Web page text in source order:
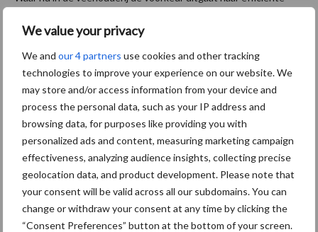
We value your privacy
We and our 4 partners use cookies and other tracking
technologies to improve your experience on our website. We
may store and/or access information from your device and
process the personal data, such as your IP address and
browsing data, for purposes like providing you with
personalized ads and content, measuring marketing campaign
effectiveness, analyzing audience insights, collecting precise
geolocation data, and product development. Please note that
your consent will be valid across all our subdomains. You can
change or withdraw your consent at any time by clicking the
“Consent Preferences” button at the bottom of your screen.
biodiversiteitsvriendelijke landbouw ruimte voor dieren met
andere eigenschappen. Met name zeldzame, Nederlandse rassen
...Lees meer
Footer Onze brandpartners